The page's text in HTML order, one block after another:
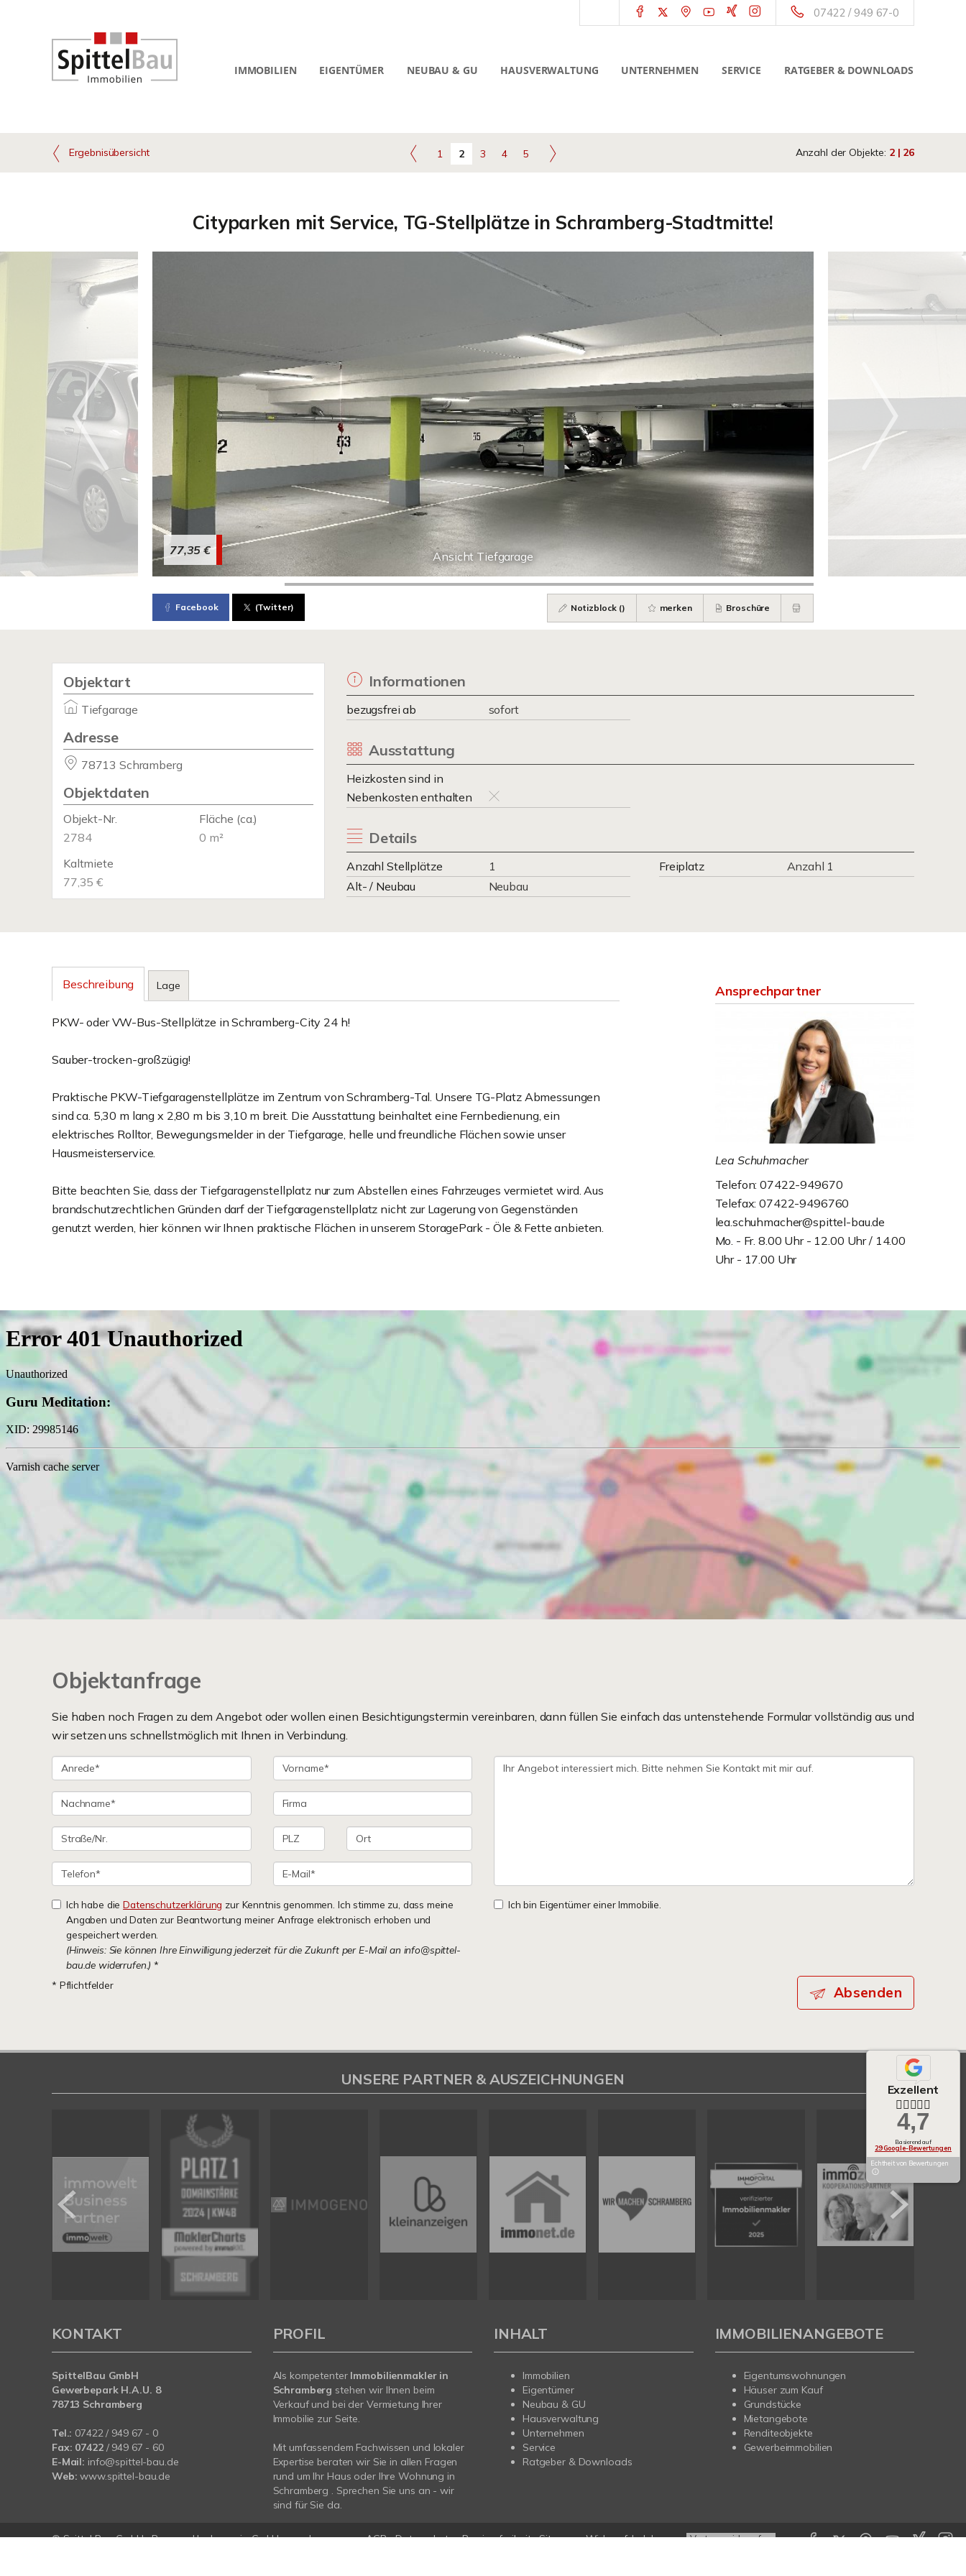
07422 / 949 67-0
IMMOBILIEN EIGENTÜMER NEUBAU & GU HAUSVERWALTUNG UNTERNEHMEN SERVICE RATGEBER & DOWNLOADS
Ergebnisübersicht 1 2 3 4 5 Anzahl der Objekte: 2 | 26
Cityparken mit Service, TG-Stellplätze in Schramberg-Stadtmitte!
Ansicht Tiefgarage
77,35 €
Facebook (Twitter) Notizblock () merken Broschüre
Objektart
Tiefgarage
Adresse
78713 Schramberg
Objektdaten
Objekt-Nr.
2784
Fläche (ca.)
0 m²
Kaltmiete
77,35 €
Informationen
bezugsfrei ab sofort
Ausstattung
Heizkosten sind in
Nebenkosten enthalten
Details
Anzahl Stellplätze 1 Freiplatz
Anzahl 1
Alt- / Neubau
Neubau
Beschreibung Lage
PKW- oder VW-Bus-Stellplätze in Schramberg-City 24 h!
Sauber-trocken-großzügig!
Praktische PKW-Tiefgaragenstellplätze im Zentrum von Schramberg-Tal. Unsere TG-Platz Abmessungen
sind ca. 5,30 m lang x 2,80 m bis 3,10 m breit. Die Ausstattung beinhaltet eine Fernbedienung, ein
elektrisches Rolltor, Bewegungsmelder in der Tiefgarage, helle und freundliche Flächen sowie unser
Hausmeisterservice.
Bitte beachten Sie, dass der Tiefgaragenstellplatz nur zum Abstellen eines Fahrzeuges vermietet wird. Aus
brandschutzrechtlichen Gründen darf der Tiefgaragenstellplatz nicht zur Lagerung von Gegenständen
genutzt werden, hier können wir Ihnen praktische Flächen in unserem StoragePark - Öle & Fette anbieten.
Ansprechpartner
Lea Schuhmacher
Telefon: 07422-949670
Telefax: 07422-9496760
lea.schuhmacher@spittel-bau.de
Mo. - Fr. 8.00 Uhr - 12.00 Uhr / 14.00
Uhr - 17.00 Uhr
Objektanfrage
Sie haben noch Fragen zu dem Angebot oder wollen einen Besichtigungstermin vereinbaren, dann füllen Sie einfach das untenstehende Formular vollständig aus und
wir setzen uns schnellstmöglich mit Ihnen in Verbindung.
Ich habe dieDatenschutzerklärung zur Kenntnis genommen. Ich stimme zu, dass meine
Angaben und Daten zur Beantwortung meiner Anfrage elektronisch erhoben und
gespeichert werden.
(Hinweis: Sie können Ihre Einwilligung jederzeit für die Zukunft per E-Mail an info@spittel-
bau.de widerrufen.) *
Ich bin Eigentümer einer Immobilie.
* Pflichtfelder Absenden
Exzellent
4,7
Basierend auf
29 Google-Bewertungen
Echtheit von Bewertungen
UNSERE PARTNER & AUSZEICHNUNGEN
KONTAKT
SpittelBau GmbH
Gewerbepark H.A.U. 8
78713 Schramberg
Tel.: 07422 / 949 67 - 0
Fax: 07422/ 949 67 - 60
E-Mail: info@spittel-bau.de
Web: www.spittel-bau.de
PROFIL
Als kompetenter Immobilienmakler in
Schramberg stehen wir Ihnen beim
Verkauf und bei der Vermietung Ihrer
Immobilie zur Seite.
Mit umfassendem Fachwissen und lokaler
Expertise beraten wir Sie in allen Fragen
rund um Ihr Haus oder Ihre Wohnung in
Schramberg . Sprechen Sie uns an - wir
sind für Sie da.
INHALT
Immobilien
Eigentümer
Neubau & GU
Hausverwaltung
Unternehmen
Service
Ratgeber & Downloads
IMMOBILIENANGEBOTE
Eigentumswohnungen
Häuser zum Kauf
Grundstücke
Mietangebote
Renditeobjekte
Gewerbeimmobilien
© Spittel Bau GmbH Powered byImmonia GmbH Impressum AGB Datenschutz Barrierefreiheit Sitemap Widerrufsbelehrung Vertrag widerrufen